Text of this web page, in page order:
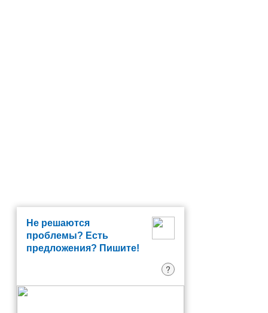
Не решаются
проблемы? Есть
предложения? Пишите!
?